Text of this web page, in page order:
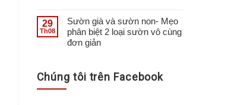
29
Th08
Sườn già và sườn non- Mẹo
phân biệt 2 loại sườn vô cùng
đơn giản
Chúng tôi trên Facebook